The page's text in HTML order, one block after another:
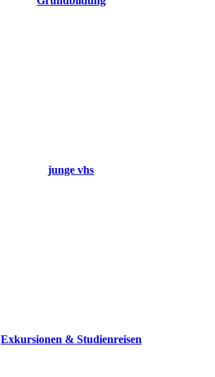
junge vhs
Exkursionen & Studienreisen